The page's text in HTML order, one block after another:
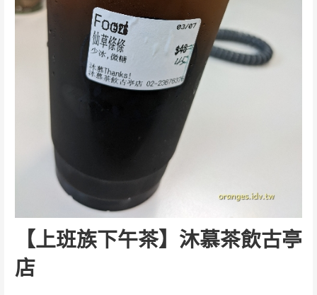
【上班族下午茶】沐慕茶飲古亭
店